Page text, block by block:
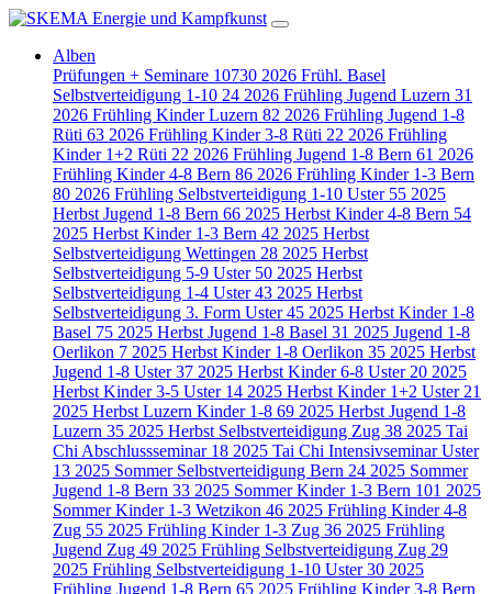
Alben
Prüfungen + Seminare 10730 2026 Frühl. Basel
Selbstverteidigung 1-10 24 2026 Frühling Jugend Luzern 31
2026 Frühling Kinder Luzern 82 2026 Frühling Jugend 1-8
Rüti 63 2026 Frühling Kinder 3-8 Rüti 22 2026 Frühling
Kinder 1+2 Rüti 22 2026 Frühling Jugend 1-8 Bern 61 2026
Frühling Kinder 4-8 Bern 86 2026 Frühling Kinder 1-3 Bern
80 2026 Frühling Selbstverteidigung 1-10 Uster 55 2025
Herbst Jugend 1-8 Bern 66 2025 Herbst Kinder 4-8 Bern 54
2025 Herbst Kinder 1-3 Bern 42 2025 Herbst
Selbstverteidigung Wettingen 28 2025 Herbst
Selbstverteidigung 5-9 Uster 50 2025 Herbst
Selbstverteidigung 1-4 Uster43 2025 Herbst
Selbstverteidigung 3. Form Uster45 2025 Herbst Kinder 1-8
Basel 75 2025 Herbst Jugend 1-8 Basel 31 2025 Jugend 1-8
Oerlikon 7 2025 Herbst Kinder 1-8 Oerlikon 35 2025 Herbst
Jugend 1-8 Uster37 2025 Herbst Kinder 6-8 Uster 20 2025
Herbst Kinder 3-5 Uster 14 2025 Herbst Kinder 1+2 Uster 21
2025 Herbst Luzern Kinder 1-8 69 2025 Herbst Jugend 1-8
Luzern 35 2025 Herbst Selbstverteidigung Zug 38 2025 Tai
Chi Abschlussseminar 18 2025 Tai Chi Intensivseminar Uster
13 2025 Sommer Selbstverteidigung Bern 24 2025 Sommer
Jugend 1-8 Bern 33 2025 Sommer Kinder 1-3 Bern 101 2025
Sommer Kinder 1-3 Wetzikon 46 2025 Frühling Kinder 4-8
Zug 55 2025 Frühling Kinder 1-3 Zug 36 2025 Frühling
Jugend Zug 49 2025 Frühling Selbstverteidigung Zug 29
2025 Frühling Selbstverteidigung 1-10 Uster30 2025
Frühling Jugend 1-8 Bern 65 2025 Frühling Kinder 3-8 Bern